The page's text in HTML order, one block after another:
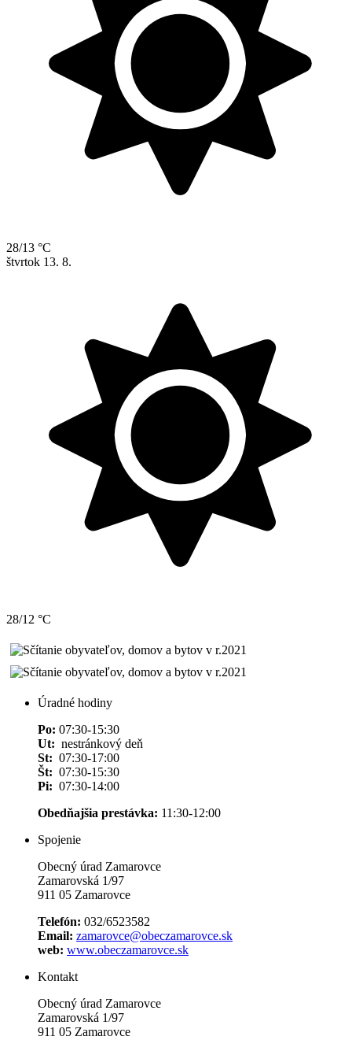
28/13 °C
štvrtok 13. 8.
28/12 °C
Úradné hodiny
Po: 07:30-15:30
Ut: nestránkový deň
St: 07:30-17:00
Št: 07:30-15:30
Pi: 07:30-14:00
Obedňajšia prestávka: 11:30-12:00
Spojenie
Obecný úrad Zamarovce
Zamarovská 1/97
911 05 Zamarovce
Telefón: 032/6523582
Email: zamarovce@obeczamarovce.sk
web: www.obeczamarovce.sk
Kontakt
Obecný úrad Zamarovce
Zamarovská 1/97
911 05 Zamarovce